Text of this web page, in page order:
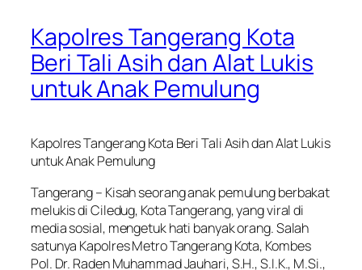
Kapolres Tangerang Kota
Beri Tali Asih dan Alat Lukis
untuk Anak Pemulung
Kapolres Tangerang Kota Beri Tali Asih dan Alat Lukis
untuk Anak Pemulung
Tangerang – Kisah seorang anak pemulung berbakat
melukis di Ciledug, Kota Tangerang, yang viral di
media sosial, mengetuk hati banyak orang. Salah
satunya Kapolres Metro Tangerang Kota, Kombes
Pol. Dr. Raden Muhammad Jauhari, S.H., S.I.K., M.Si.,